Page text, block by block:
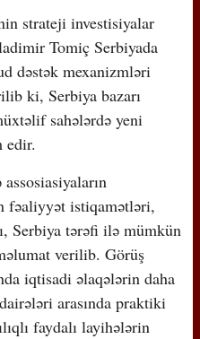
strateji investisiyalar
Tomiç Serbiyada
dəstək mexanizmləri
ki, Serbiya bazarı
sahələrdə yeni
edir.
fəaliyyət istiqamətləri,
Serbiya tərəfi ilə mümkün
verilib. Görüş
iqtisadi əlaqələrin daha
arasında praktiki
faydalı layihələrin